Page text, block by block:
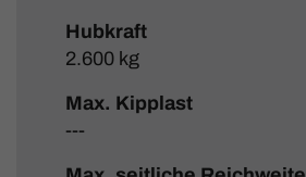
Hubkraft
2.600 kg
Max. Kipplast
---